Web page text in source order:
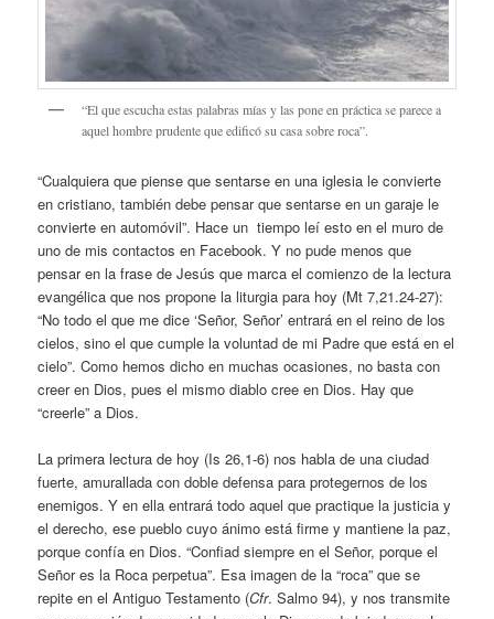
“El que escucha estas palabras mías y las pone en práctica se parece a
aquel hombre prudente que edificó su casa sobre roca”.
“Cualquiera que piense que sentarse en una iglesia le convierte
en cristiano, también debe pensar que sentarse en un garaje le
convierte en automóvil”. Hace un tiempo leí esto en el muro de
uno de mis contactos en Facebook. Y no pude menos que
pensar en la frase de Jesús que marca el comienzo de la lectura
evangélica que nos propone la liturgia para hoy (Mt 7,21.24-27):
“No todo el que me dice ‘Señor, Señor’ entrará en el reino de los
cielos, sino el que cumple la voluntad de mi Padre que está en el
cielo”. Como hemos dicho en muchas ocasiones, no basta con
creer en Dios, pues el mismo diablo cree en Dios. Hay que
“creerle” a Dios.
La primera lectura de hoy (Is 26,1-6) nos habla de una ciudad
fuerte, amurallada con doble defensa para protegernos de los
enemigos. Y en ella entrará todo aquel que practique la justicia y
el derecho, ese pueblo cuyo ánimo está firme y mantiene la paz,
porque confía en Dios. “Confiad siempre en el Señor, porque el
Señor es la Roca perpetua”. Esa imagen de la “roca” que se
repite en el Antiguo Testamento (Cfr. Salmo 94), y nos transmite